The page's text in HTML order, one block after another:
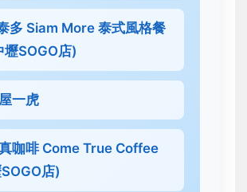
多 Siam More 泰式風格餐
壢SOGO店)
一虎
咖啡 Come True Coffee
店)